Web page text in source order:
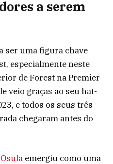
a serem
ser uma figura chave
especialmente neste
de Forest na Premier
veio graças ao seu hat-
e todos os seus três
chegaram antes do
emergiu como uma